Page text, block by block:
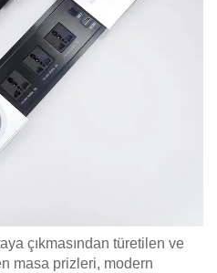
çıkmasından türetilen ve
masa prizleri, modern